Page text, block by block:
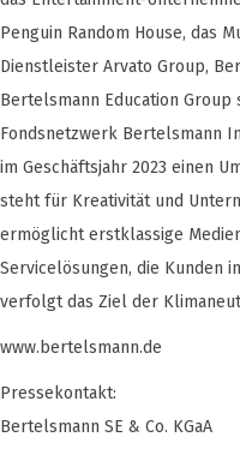
Penguin Random House, das
Dienstleister Arvato Group,
Bertelsmann Education Group
Fondsnetzwerk Bertelsmann
im Geschäftsjahr 2023 einen
steht für Kreativität und
ermöglicht erstklassige
Servicelösungen, die Kunden
verfolgt das Ziel der
www.bertelsmann.de
Pressekontakt:
Bertelsmann SE & Co. KGaA